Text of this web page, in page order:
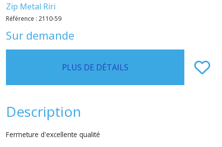
Zip Metal Riri
Référence : 2110-59
Sur demande
PLUS DE DÉTAILS
Description
Fermeture d'excellente qualité